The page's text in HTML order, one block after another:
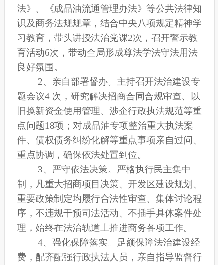
法》、《成品油流通管理办法》 等公共法律知
识及商务法规规章 ， 结合中央八项规定精神学
习教育， 带头讲授法治党课2次 ， 召开警示教
育活动6次， 带动全局形成尊法学法守法用法
良好氛围。
2、亲自部署督办。 主持召开法治建设专
题会议4 次 ，研究解决招商合同合规审查、
以
旧换新资金使用管理、涉企行政执法规范等重
点问题18项 ；对成品油专项整治重大执法案
件、债权债务纠纷化解等重点事项亲自过问、
重点协调，确保依法处置到位。
3、严守依法决策。 严格执行民主集中
制，凡重大招商项目决策、开发区建设规划、
重要政策制定均履行合法性审查、集体讨论程
序，不违规干预司法活动、不插手具体案件处
理，始终在法治轨道上推进商务各项工作。
4、强化保障落实。 足额保障法治建设经
费，配齐配强行政执法人员 ， 亲自指导监督行